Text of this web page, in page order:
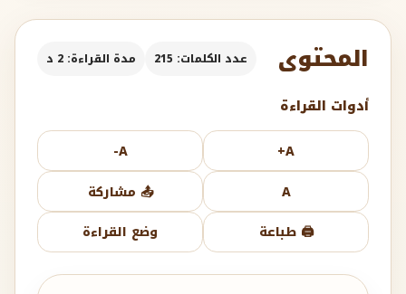
المحتوى عدد الكلمات: 215 مدة القراءة: 2 د
أدوات القراءة
A+
A-
A
📤 مشاركة
🖨️ طباعة
وضع القراءة